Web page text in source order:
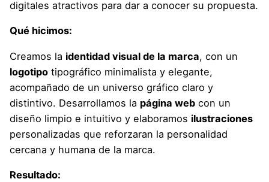
digitales atractivos para dar a conocer su propuesta.
Qué hicimos:
Creamos la identidad visual de la marca, con un
logotipo tipográfico minimalista y elegante,
acompañado de un universo gráfico claro y
distintivo. Desarrollamos la página web con un
diseño limpio e intuitivo y elaboramos ilustraciones
personalizadas que reforzaran la personalidad
cercana y humana de la marca.
Resultado: